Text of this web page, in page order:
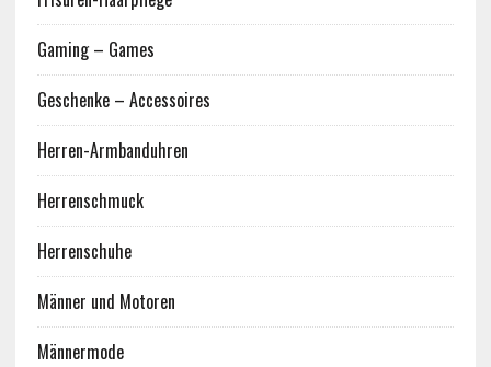
Gaming – Games
Geschenke – Accessoires
Herren-Armbanduhren
Herrenschmuck
Herrenschuhe
Männer und Motoren
Männermode